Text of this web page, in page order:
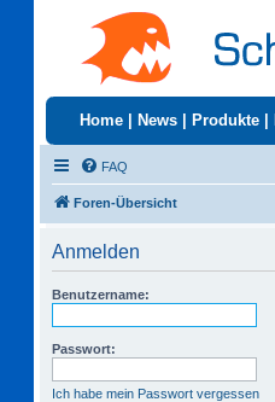
Home News Produkte
FAQ
Foren-Übersicht
Anmelden
Benutzername:
Passwort:
Ich habe mein Passwort vergessen